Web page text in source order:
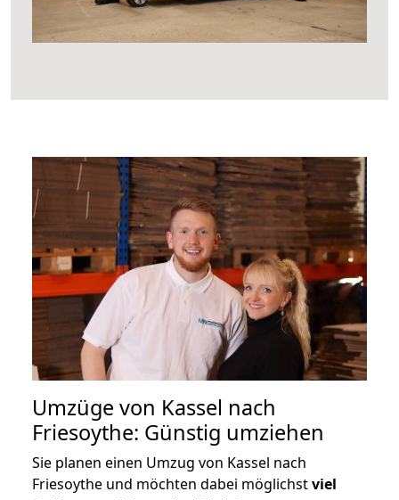
Umzüge von Kassel nach
Friesoythe: Günstig umziehen
Sie planen einen Umzug von Kassel nach
Friesoythe und möchten dabei möglichstviel